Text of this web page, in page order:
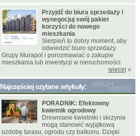
Przyjdź do biura sprzedaży i
wynegocjuj swój pakiet
korzyści do nowego
mieszkania
Sierpień to dobry moment, aby
odwiedzić biuro sprzedaży
Grupy Murapol i porozmawiać o zakupie
mieszkania lub inwestycji w nieruchomości.
więcej »
Najczęściej czytane artykuły:
PORADNIK: Efektowny
kwietnik ogrodowy
Drewniane kwietniki i skrzynie
mogą stanowić wyjątkową
ozdobę tarasu, ogrodu czy balkonu. Dzięki